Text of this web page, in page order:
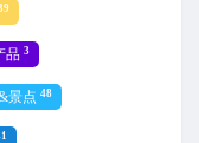
品 3
景点 48